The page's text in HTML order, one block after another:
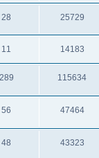
28 25729
11 14183
289 115634
56 47464
48 43323